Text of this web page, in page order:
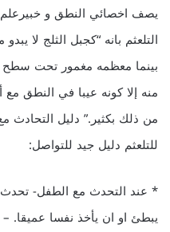
يصف اخصائي النطق و
التلعثم بانه “كجبل الثلج لا
بينما معظمه مغمور تحت سطح
منه إلا كونه عيبا في النطق
من ذلك بكثير.” دليل التحادث
للتلعثم دليل جيد للتواصل:
* عند التحدث مع الطفل-
يبطئ او ان يأخذ نفسا عميقا.